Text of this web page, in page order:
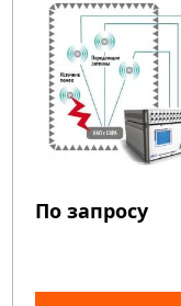
По запросу